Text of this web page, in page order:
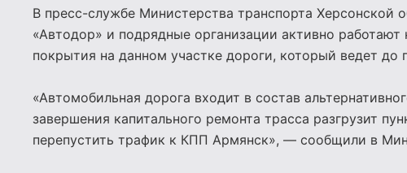
В пресс-службе Министерства транспорта Херсонской
«Автодор» и подрядные организации активно работают
покрытия на данном участке дороги, который ведет
«Автомобильная дорога входит в состав
завершения капитального ремонта трасса разгрузит
перепустить трафик к КПП Армянск», — сообщили в